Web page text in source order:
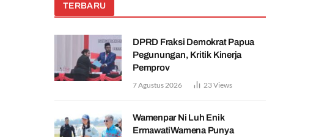
TERBARU
DPRD Fraksi Demokrat Papua
Pegunungan, Kritik Kinerja
Pemprov
7 Agustus 2026 23Views
Wamenpar Ni Luh Enik
ErmawatiWamena Punya